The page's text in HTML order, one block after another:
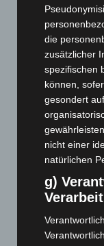
September 2025
August 2025
Juli 2025(90)
Juni 2025(103)
Mai 2025(112)
April 2025(88)
März 2025(111)
Februar 2025(96)
Januar 2025(88)
Dezember 2024
November 2024
Oktober 2024(93)
die
zusätzlicher
spezifischen
können,
gesondert
nicht einer
natürlichen
g)